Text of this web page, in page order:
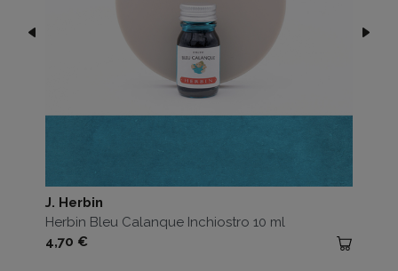
J. Herbin
Herbin Bleu Calanque Inchiostro 10 ml
Prezzo
4,70 €